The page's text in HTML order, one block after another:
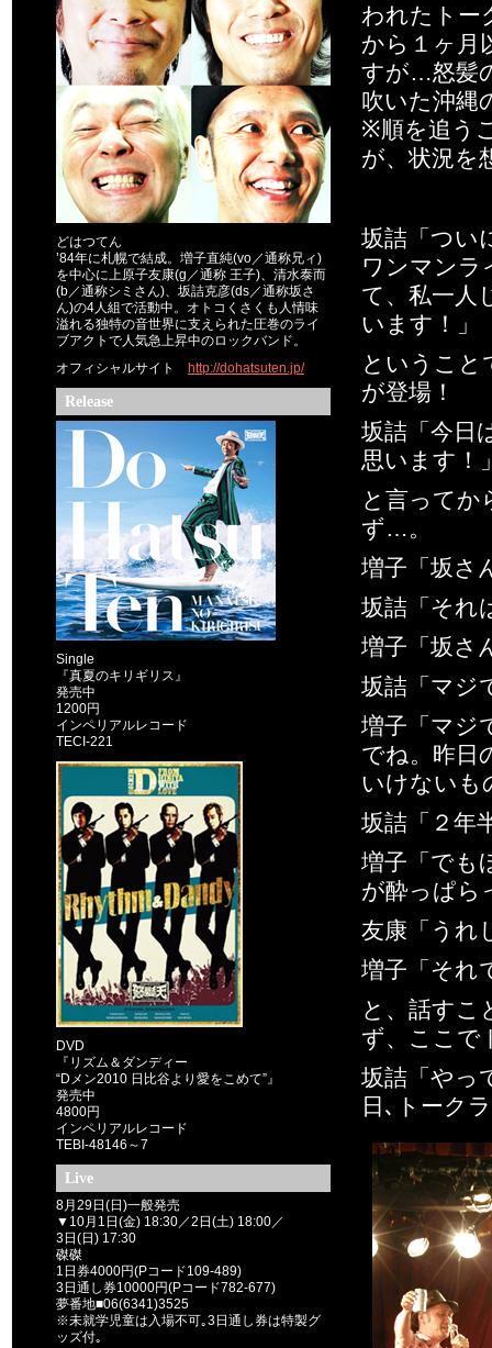
どはつてん
’84年に札幌で結成。増子直純(vo／通称兄ィ)
を中心に上原子友康(g／通称 王子)、清水泰而
(b／通称シミさん)、坂詰克彦(ds／通称坂さ
ん)の4人組で活動中。オトコくさくも人情味
溢れる独特の音世界に支えられた圧巻のライ
ブアクトで人気急上昇中のロックバンド。
オフィシャルサイト http://dohatsuten.jp/
Release
Single
『真夏のキリギリス』
発売中
1200円
インペリアルレコード
TECI-221
DVD
『リズム＆ダンディー
“Dメン2010 日比谷より愛をこめて”』
発売中
4800円
インペリアルレコード
TEBI-48146～7
Live
8月29日(日)一般発売
▼10月1日(金) 18:30／2日(土) 18:00／
3日(日) 17:30
磔磔
1日券4000円(Pコード109-489)
3日通し券10000円(Pコード782-677)
夢番地■06(6341)3525
※未就学児童は入場不可｡3日通し券は特製グ
ッズ付｡
われたトー
から１ヶ月
すが…怒髪
吹いた沖
※順を追う
が、状況を
坂詰「つい
ワンマンラ
て、私一人
います！」
ということ
が登場！
坂詰「今日
思います！
と言ってか
ず…。
増子「坂さ
坂詰「それ
増子「坂さ
坂詰「マジ
増子「マジ
でね。昨日
いけないも
坂詰「２年
増子「でも
が酔っぱら
友康「うれ
増子「そ
と、話すこ
ず、ここで
坂詰「やっ
日､トーク